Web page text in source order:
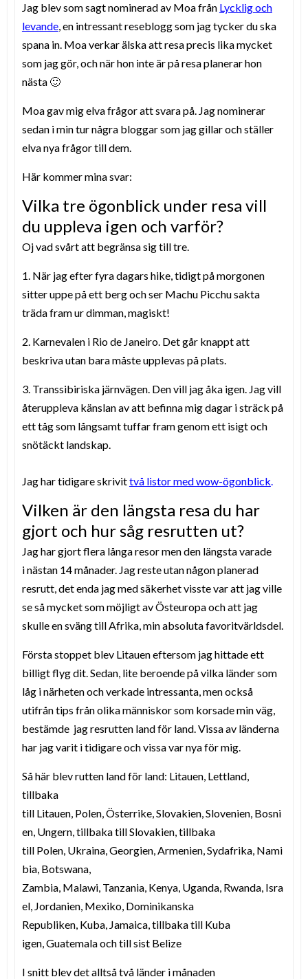
Jag blev som sagt nominerad av Moa från Lycklig och
levande, en intressant reseblogg som jag tycker du ska
spana in. Moa verkar älska att resa precis lika mycket
som jag gör, och när hon inte är på resa planerar hon
nästa 🙂
Moa gav mig elva frågor att svara på. Jag nominerar
sedan i min tur några bloggar som jag gillar och ställer
elva nya frågor till dem.
Här kommer mina svar:
Vilka tre ögonblick under resa vill
du uppleva igen och varför?
Oj vad svårt att begränsa sig till tre.
1. När jag efter fyra dagars hike, tidigt på morgonen
sitter uppe på ett berg och ser Machu Picchu sakta
träda fram ur dimman, magiskt!
2. Karnevalen i Rio de Janeiro. Det går knappt att
beskriva utan bara måste upplevas på plats.
3. Transsibiriska järnvägen. Den vill jag åka igen. Jag vill
återuppleva känslan av att befinna mig dagar i sträck på
ett tåg som långsamt tuffar fram genom ett isigt och
snötäckt landskap.
Jag har tidigare skrivittvå listor med wow-ögonblick.
Vilken är den längsta resa du har
gjort och hur såg resrutten ut?
Jag har gjort flera långa resor men den längsta varade
i nästan 14 månader. Jag reste utan någon planerad
resrutt, det enda jag med säkerhet visste var att jag ville
se så mycket som möjligt av Östeuropa och att jag
skulle en sväng till Afrika, min absoluta favoritvärldsdel.
Första stoppet blev Litauen eftersom jag hittade ett
billigt flyg dit. Sedan, lite beroende på vilka länder som
låg i närheten och verkade intressanta, men också
utifrån tips från olika människor som korsade min väg,
bestämde jag resrutten land för land. Vissa av länderna
har jag varit i tidigare och vissa var nya för mig.
Så här blev rutten land för land: Litauen, Lettland,
tillbaka
till Litauen, Polen,Österrike,Slovakien,Slovenien, Bosni
en, Ungern, tillbaka till Slovakien, tillbaka
till Polen, Ukraina,Georgien,Armenien,Sydafrika, Nami
bia, Botswana,
Zambia, Malawi, Tanzania, Kenya, Uganda, Rwanda, Isra
el, Jordanien, Mexiko, Dominikanska
Republiken, Kuba, Jamaica, tillbaka till Kuba
igen,Guatemala och till sist Belize
I snitt blev det alltså två länder i månaden